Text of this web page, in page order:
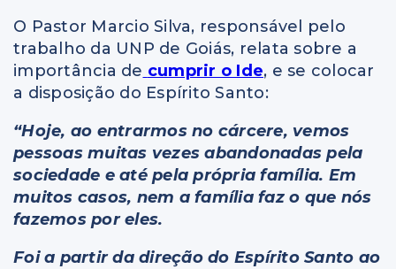
O Pastor Marcio Silva, responsável pelo
trabalho da UNP de Goiás, relata sobre a
importância de cumprir o Ide, e se colocar
a disposição do Espírito Santo:
“Hoje, ao entrarmos no cárcere, vemos
pessoas muitas vezes abandonadas pela
sociedade e até pela própria família. Em
muitos casos, nem a família faz o que nós
fazemos por eles.
Foi a partir da direção do Espírito Santo ao